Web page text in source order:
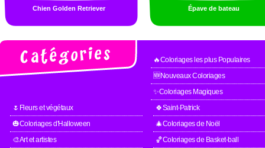
Chien Golden Retriever Épave de bateau
🔥Coloriages les plus Populaires
🆕Nouveaux Coloriages
✨Coloriages Magiques
🌷Fleurs et végétaux
🍀Saint-Patrick
🎃Coloriages d'Halloween
🎄Coloriages de Noël
🎨Art et artistes
🏀Coloriages de Basket-ball